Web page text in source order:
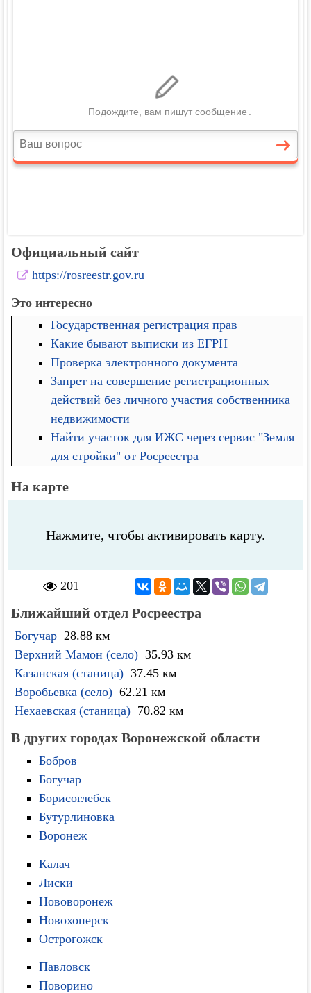
Официальный сайт
https://rosreestr.gov.ru
Это интересно
Государственная регистрация прав
Какие бывают выписки из ЕГРН
Проверка электронного документа
Запрет на совершение регистрационных
действий без личного участия собственника
недвижимости
Найти участок для ИЖС через сервис "Земля
для стройки" от Росреестра
На карте
Нажмите, чтобы активировать карту.
201
Ближайший отдел Росреестра
Богучар 28.88 км
Верхний Мамон (село) 35.93 км
Казанская (станица) 37.45 км
Воробьевка (село) 62.21 км
Нехаевская (станица) 70.82 км
В других городах Воронежской области
Бобров
Богучар
Борисоглебск
Бутурлиновка
Воронеж
Калач
Лиски
Нововоронеж
Новохоперск
Острогожск
Павловск
Поворино